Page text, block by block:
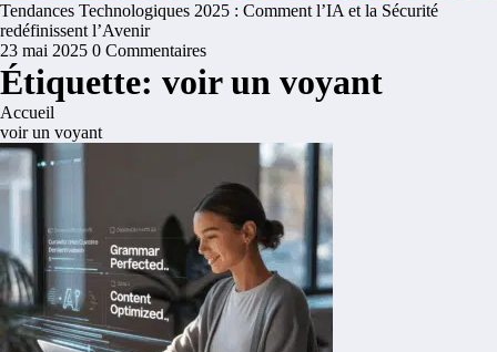
Tendances Technologiques 2025 : Comment l’IA et la Sécurité
redéfinissent l’Avenir
23 mai 2025 0 Commentaires
Étiquette: voir un voyant
Accueil
voir un voyant